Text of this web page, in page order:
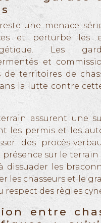
une menace
et perturbe les
Les
et
de territoires de
la lutte contre
assurent une
les permis et les
des procès-
présence sur le
dissuader les
les chasseurs et le
respect des règles
entre